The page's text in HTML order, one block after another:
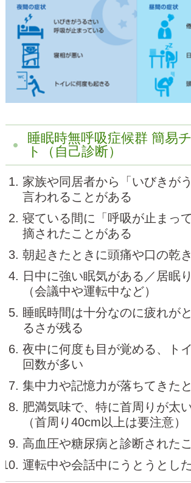
睡眠時無呼吸症候群 簡易
ト（自己診断）
家族や同居者から「いびきが
言われることがある
寝ている間に「呼吸が止まっ
摘されたことがある
朝起きたときに頭痛や口の乾
日中に強い眠気がある／居眠
（会議中や運転中など）
睡眠時間は十分なのに疲れが
るさが残る
夜中に何度も目が覚める、ト
回数が多い
集中力や記憶力が落ちてきた
肥満気味で、特に首周りが太
（首周り40cm以上は要注意）
高血圧や糖尿病と診断された
運転中や会話中にうとうとし